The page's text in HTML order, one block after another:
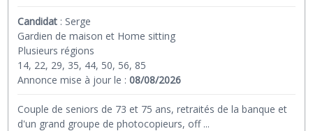
Candidat : Serge
Gardien de maison et Home sitting
Plusieurs régions
14, 22, 29, 35, 44, 50, 56, 85
Annonce mise à jour le :08/08/2026
Couple de seniors de 73 et 75 ans, retraités de la banque et
d'un grand groupe de photocopieurs, off...